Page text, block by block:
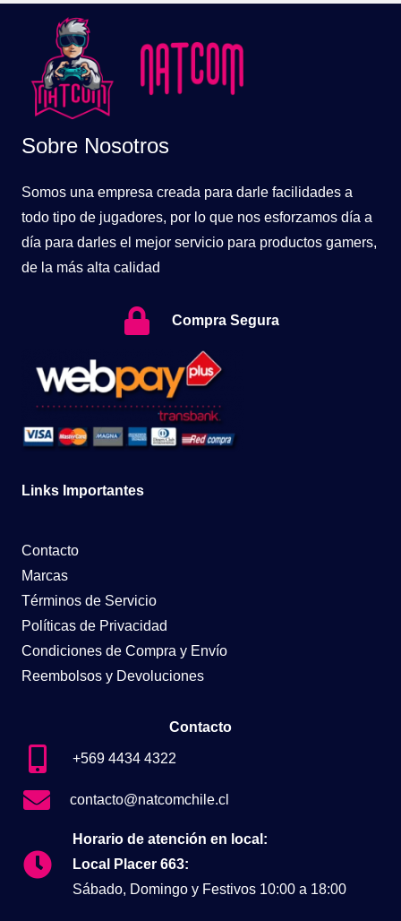
Sobre Nosotros
Somos una empresa creada para darle facilidades a
todo tipo de jugadores, por lo que nos esforzamos día a
día para darles el mejor servicio para productos gamers,
de la más alta calidad
Compra Segura
Links Importantes
Contacto
Marcas
Términos de Servicio
Políticas de Privacidad
Condiciones de Compra y Envío
Reembolsos y Devoluciones
Contacto
+569 4434 4322
contacto@natcomchile.cl
Horario de atención en local:
Local Placer 663:
Sábado, Domingo y Festivos 10:00 a 18:00